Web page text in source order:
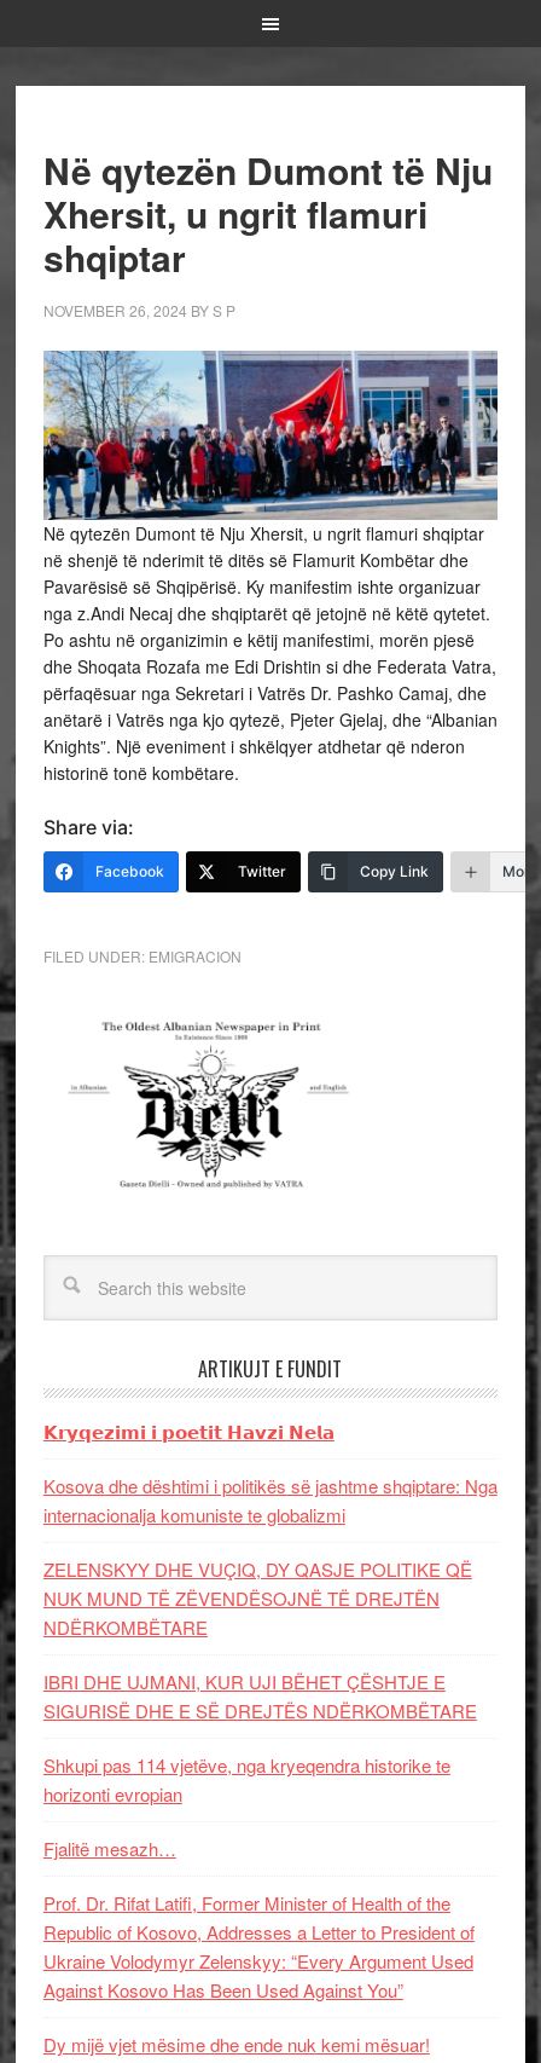
Në qytezën Dumont të Nju
Xhersit, u ngrit flamuri
shqiptar
NOVEMBER 26, 2024 BYS P
Në qytezën Dumont të Nju Xhersit, u ngrit flamuri shqiptar
në shenjë të nderimit të ditës së Flamurit Kombëtar dhe
Pavarësisë së Shqipërisë. Ky manifestim ishte organizuar
nga z.Andi Necaj dhe shqiptarët që jetojnë në këtë qytetet.
Po ashtu në organizimin e këtij manifestimi, morën pjesë
dhe Shoqata Rozafa me Edi Drishtin si dhe Federata Vatra,
përfaqësuar nga Sekretari i Vatrës Dr. Pashko Camaj, dhe
anëtarë i Vatrës nga kjo qytezë, Pjeter Gjelaj, dhe “Albanian
Knights”. Një eveniment i shkëlqyer atdhetar që nderon
historinë tonë kombëtare.
Share via:
Facebook Twitter Copy Link More
FILED UNDER: EMIGRACION
ARTIKUJT E FUNDIT
𝗞𝗿𝘆𝗾𝗲𝘇𝗶𝗺𝗶 𝗶 𝗽𝗼𝗲𝘁𝗶𝘁 𝗛𝗮𝘃𝘇𝗶 𝗡𝗲𝗹𝗮
Kosova dhe dështimi i politikës së jashtme shqiptare: Nga
internacionalja komuniste te globalizmi
ZELENSKYY DHE VUÇIQ, DY QASJE POLITIKE QË
NUK MUND TË ZËVENDËSOJNË TË DREJTËN
NDËRKOMBËTARE
IBRI DHE UJMANI, KUR UJI BËHET ÇËSHTJE E
SIGURISË DHE E SË DREJTËS NDËRKOMBËTARE
Shkupi pas 114 vjetëve, nga kryeqendra historike te
horizonti evropian
Fjalitë mesazh…
Prof. Dr. Rifat Latifi, Former Minister of Health of the
Republic of Kosovo, Addresses a Letter to President of
Ukraine Volodymyr Zelenskyy: “Every Argument Used
Against Kosovo Has Been Used Against You”
Dy mijë vjet mësime dhe ende nuk kemi mësuar!